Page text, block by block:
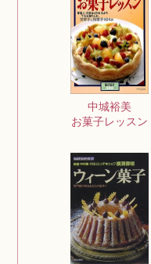
中城裕美
お菓子レッスン